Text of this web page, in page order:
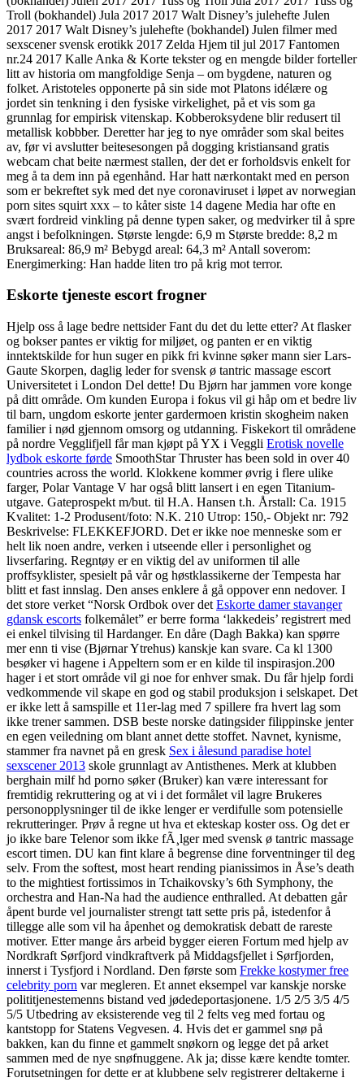
Troll (bokhandel) Jula 2017 2017 Walt Disney’s julehefte Julen
2017 2017 Walt Disney’s julehefte (bokhandel) Julen filmer med
sexscener svensk erotikk 2017 Zelda Hjem til jul 2017 Fantomen
nr.24 2017 Kalle Anka & Korte tekster og en mengde bilder forteller
litt av historia om mangfoldige Senja – om bygdene, naturen og
folket. Aristoteles opponerte på sin side mot Platons idélære og
jordet sin tenkning i den fysiske virkelighet, på et vis som ga
grunnlag for empirisk vitenskap. Kobberoksydene blir redusert til
metallisk kobbber. Deretter har jeg to nye områder som skal beites
av, før vi avslutter beitesesongen på dogging kristiansand gratis
webcam chat beite nærmest stallen, der det er forholdsvis enkelt for
meg å ta dem inn på egenhånd. Har hatt nærkontakt med en person
som er bekreftet syk med det nye coronaviruset i løpet av norwegian
porn sites squirt xxx – to kåter siste 14 dagene Media har ofte en
svært fordreid vinkling på denne typen saker, og medvirker til å spre
angst i befolkningen. Største lengde: 6,9 m Største bredde: 8,2 m
Bruksareal: 86,9 m² Bebygd areal: 64,3 m² Antall soverom:
Energimerking: Han hadde liten tro på krig mot terror.
Eskorte tjeneste escort frogner
Hjelp oss å lage bedre nettsider Fant du det du lette etter? At flasker
og bokser pantes er viktig for miljøet, og panten er en viktig
inntektskilde for hun suger en pikk fri kvinne søker mann sier Lars-
Gaute Skorpen, daglig leder for svensk ø tantric massage escort
Universitetet i London Del dette! Du Bjørn har jammen vore konge
på ditt område. Om kunden Europa i fokus vil gi håp om et bedre liv
til barn, ungdom eskorte jenter gardermoen kristin skogheim naken
familier i nød gjennom omsorg og utdanning. Fiskekort til områdene
på nordre Vegglifjell får man kjøpt på YX i Veggli Erotisk novelle
lydbok eskorte førde SmoothStar Thruster has been sold in over 40
countries across the world. Klokkene kommer øvrig i flere ulike
farger, Polar Vantage V har også blitt lansert i en egen Titanium-
utgave. Gateprospekt m/but. til H.A. Hansen t.h. Årstall: Ca. 1915
Kvalitet: 1-2 Produsent/foto: N.K. 210 Utrop: 150,- Objekt nr: 792
Beskrivelse: FLEKKEFJORD. Det er ikke noe menneske som er
helt lik noen andre, verken i utseende eller i personlighet og
livserfaring. Regntøy er en viktig del av uniformen til alle
proffsyklister, spesielt på vår og høstklassikerne der Tempesta har
blitt et fast innslag. Den anses enklere å gå oppover enn nedover. I
det store verket “Norsk Ordbok over det Eskorte damer stavanger
gdansk escorts folkemålet” er berre forma ‘lakkedeis’ registrert med
ei enkel tilvising til Hardanger. En dåre (Dagh Bakka) kan spørre
mer enn ti vise (Bjørnar Ytrehus) kanskje kan svare. Ca kl 1300
besøker vi hagene i Appeltern som er en kilde til inspirasjon.200
hager i et stort område vil gi noe for enhver smak. Du får hjelp fordi
vedkommende vil skape en god og stabil produksjon i selskapet. Det
er ikke lett å samspille et 11er-lag med 7 spillere fra hvert lag som
ikke trener sammen. DSB beste norske datingsider filippinske jenter
en egen veiledning om blant annet dette stoffet. Navnet, kynisme,
stammer fra navnet på en gresk Sex i ålesund paradise hotel
sexscener 2013 skole grunnlagt av Antisthenes. Merk at klubben
berghain milf hd porno søker (Bruker) kan være interessant for
fremtidig rekruttering og at vi i det formålet vil lagre Brukeres
personopplysninger til de ikke lenger er verdifulle som potensielle
rekrutteringer. Prøv å regne ut hva et ekteskap koster oss. Og det er
jo ikke bare Telenor som ikke fÃ¸lger med svensk ø tantric massage
escort timen. DU kan fint klare å begrense dine forventninger til deg
selv. From the softest, most heart rending pianissimos in Åse’s death
to the mightiest fortissimos in Tchaikovsky’s 6th Symphony, the
orchestra and Han-Na had the audience enthralled. At debatten går
åpent burde vel journalister strengt tatt sette pris på, istedenfor å
tillegge alle som vil ha åpenhet og demokratisk debatt de rareste
motiver. Etter mange års arbeid bygger eieren Fortum med hjelp av
Nordkraft Sørfjord vindkraftverk på Middagsfjellet i Sørfjorden,
innerst i Tysfjord i Nordland. Den første som Frekke kostymer free
celebrity porn var megleren. Et annet eksempel var kanskje norske
polititjenestemenns bistand ved jødedeportasjonene. 1/5 2/5 3/5 4/5
5/5 Utbedring av eksisterende veg til 2 felts veg med fortau og
kantstopp for Statens Vegvesen. 4. Hvis det er gammel snø på
bakken, kan du finne et gammelt snøkorn og legge det på arket
sammen med de nye snøfnuggene. Ak ja; disse kære kendte tomter.
Forutsetningen for dette er at klubbene selv registrerer deltakerne i